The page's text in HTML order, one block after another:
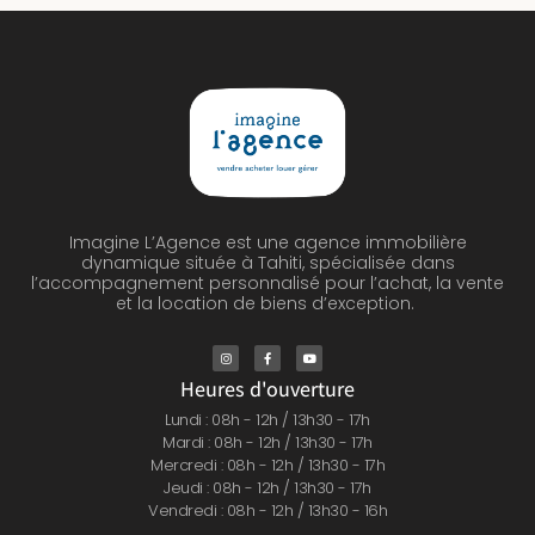
Imagine L’Agence est une agence immobilière
dynamique située à Tahiti, spécialisée dans
l’accompagnement personnalisé pour l’achat, la vente
et la location de biens d’exception.
Heures d'ouverture
Lundi : 08h - 12h / 13h30 - 17h
Mardi : 08h - 12h / 13h30 - 17h
Mercredi : 08h - 12h / 13h30 - 17h
Jeudi : 08h - 12h / 13h30 - 17h
Vendredi : 08h - 12h / 13h30 - 16h